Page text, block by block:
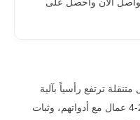
ترتفع رأسياً بآلية
مقصية. تتميز بسطح عمل واسع يتسع لـ2-4 عمال مع أدواتهم، وثبات